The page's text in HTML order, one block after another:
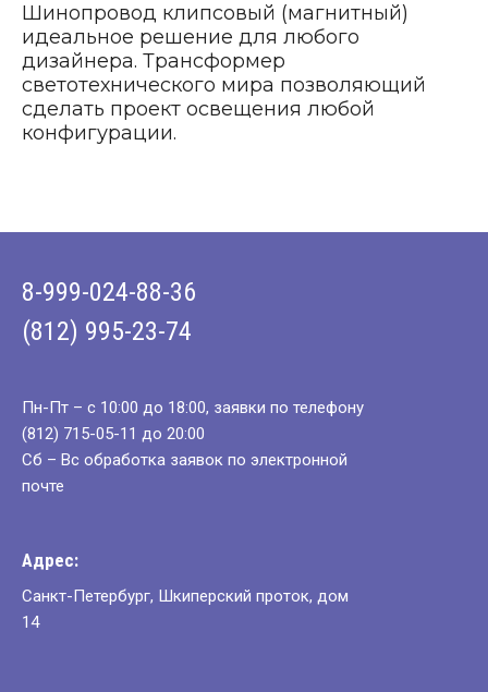
Шинопровод клипсовый (магнитный)
идеальное решение для любого
дизайнера. Трансформер
светотехнического мира позволяющий
сделать проект освещения любой
конфигурации.
8-999-024-88-36
(812) 995-23-74
Пн-Пт – с 10:00 до 18:00, заявки по телефону
(812) 715-05-11 до 20:00
Сб – Вс обработка заявок по электронной
почте
Адрес:
Санкт-Петербург, Шкиперский проток, дом
14